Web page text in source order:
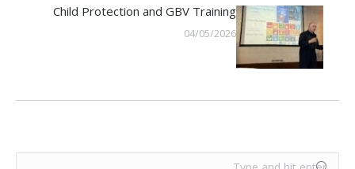
Child Protection and GBV Training
04/05/2026
Search: